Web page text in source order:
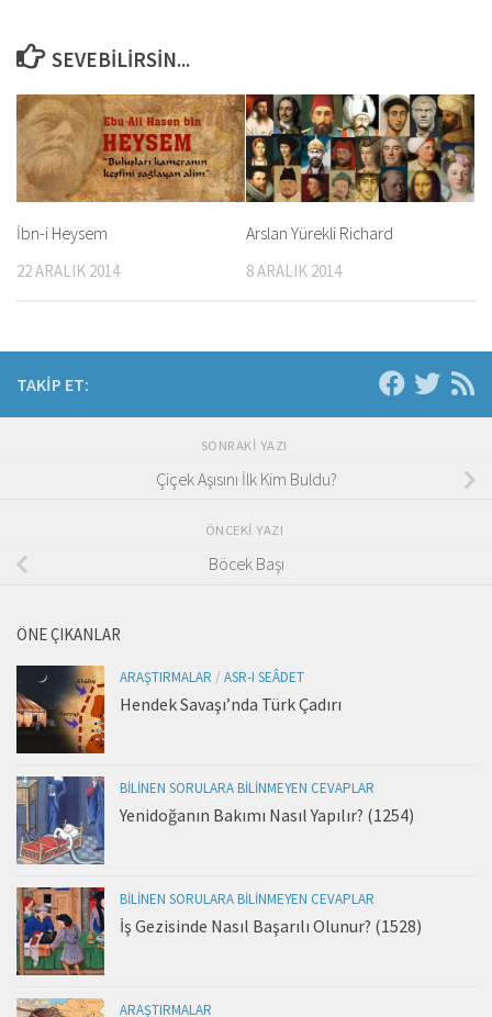
SEVEBILIRSIN...
İbn-i Heysem
22 ARALIK 2014
Arslan Yürekli Richard
8 ARALIK 2014
TAKIP ET:
SONRAKI YAZI
Çiçek Aşısını İlk Kim Buldu?
ÖNCEKI YAZI
Böcek Başı
ÖNE ÇIKANLAR
ARAŞTIRMALAR / ASR-I SEÂDET
Hendek Savaşı’nda Türk Çadırı
BILINEN SORULARA BILINMEYEN CEVAPLAR
Yenidoğanın Bakımı Nasıl Yapılır? (1254)
BILINEN SORULARA BILINMEYEN CEVAPLAR
İş Gezisinde Nasıl Başarılı Olunur? (1528)
ARAŞTIRMALAR